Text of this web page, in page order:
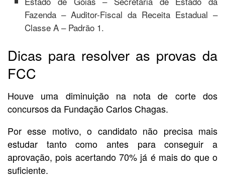
Fazenda – Auditor-Fiscal da Receita Estadual –
Classe A – Padrão 1.
Dicas para resolver as provas da
FCC
Houve uma diminuição na nota de corte dos
concursos da Fundação Carlos Chagas.
Por esse motivo, o candidato não precisa mais
estudar tanto como antes para conseguir a
aprovação, pois acertando 70% já é mais do que o
suficiente.